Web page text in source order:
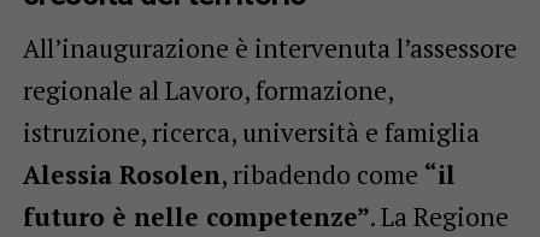
All’inaugurazione è intervenuta l’assessore
regionale al Lavoro, formazione,
istruzione, ricerca, università e famiglia
Alessia Rosolen, ribadendo come “il
futuro è nelle competenze”. La Regione